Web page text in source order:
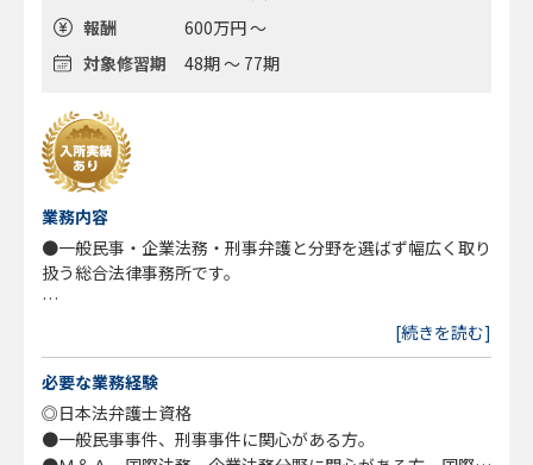
報酬
600万円 ～
対象修習期
48期 ～ 77期
業務内容
●一般民事・企業法務・刑事弁護と分野を選ばず幅広く取り
扱う総合法律事務所です。
◎従来型の法律事務所運営に疑問を感じ、新しいスタイルの
◎高い専門性（例えばM&A、国際法務等）を有しながら
も、弁護士大増員時代での顧客開拓に不安をかかえる弁護士
◎大手の法律事務所に所属するも、パートナーへの道に自分
の将来像を描けないでいる弁護士
[続きを読む]
必要な業務経験
◎日本法弁護士資格
●一般民事事件、刑事事件に関心がある方。